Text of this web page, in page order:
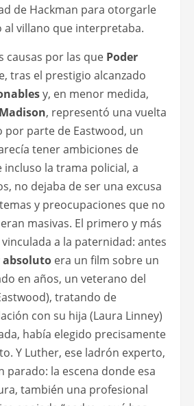
de Hackman para otorgarle
al villano que interpretaba.
causas por las que Poder
tras el prestigio alcanzado
y, en menor medida,
, representó una vuelta
por parte de Eastwood, un
tener ambiciones de
la trama policial, a
no dejaba de ser una excusa
y preocupaciones que no
masivas. El primero y más
a la paternidad: antes
absoluto era un film sobre un
en años, un veterano del
tratando de
con su hija (Laura Linney)
había elegido precisamente
Y Luther, ese ladrón experto,
parado: la escena donde esa
también una profesional